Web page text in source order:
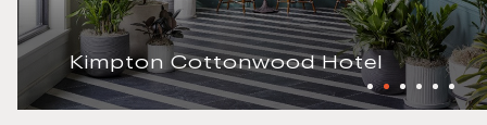
Kimpton Cottonwood Hotel